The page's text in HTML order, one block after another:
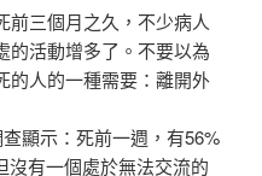
前三個月之久，不少病人
的活動增多了。不要以為
的人的一種需要：離開外
顯示：死前一週，有56%
沒有一個處於無法交流的